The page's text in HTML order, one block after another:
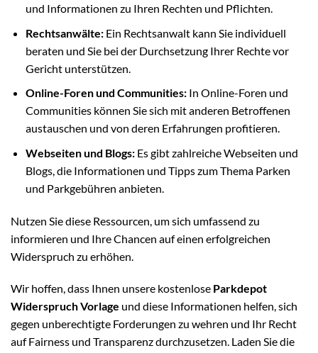
und Informationen zu Ihren Rechten und Pflichten.
Rechtsanwälte:Ein Rechtsanwalt kann Sie individuell
beraten und Sie bei der Durchsetzung Ihrer Rechte vor
Gericht unterstützen.
Online-Foren und Communities:In Online-Foren und
Communities können Sie sich mit anderen Betroffenen
austauschen und von deren Erfahrungen profitieren.
Webseiten und Blogs:Es gibt zahlreiche Webseiten und
Blogs, die Informationen und Tipps zum Thema Parken
und Parkgebühren anbieten.
Nutzen Sie diese Ressourcen, um sich umfassend zu
informieren und Ihre Chancen auf einen erfolgreichen
Widerspruch zu erhöhen.
Wir hoffen, dass Ihnen unsere kostenlose Parkdepot
Widerspruch Vorlage und diese Informationen helfen, sich
gegen unberechtigte Forderungen zu wehren und Ihr Recht
auf Fairness und Transparenz durchzusetzen. Laden Sie die